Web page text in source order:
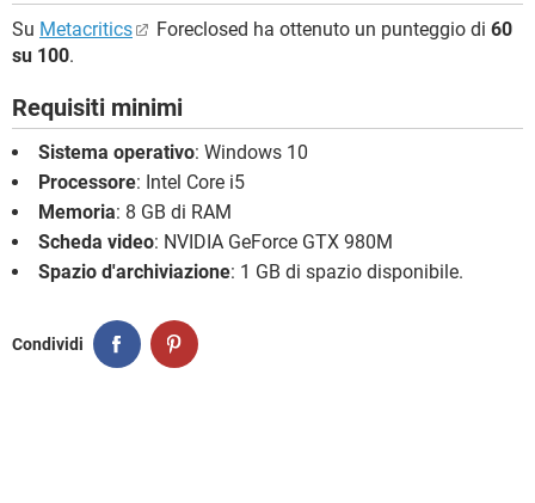
Su Metacritics Foreclosed ha ottenuto un punteggio di 60
su 100.
Requisiti minimi
Sistema operativo: Windows 10
Processore: Intel Core i5
Memoria: 8 GB di RAM
Scheda video: NVIDIA GeForce GTX 980M
Spazio d'archiviazione: 1 GB di spazio disponibile.
Condividi